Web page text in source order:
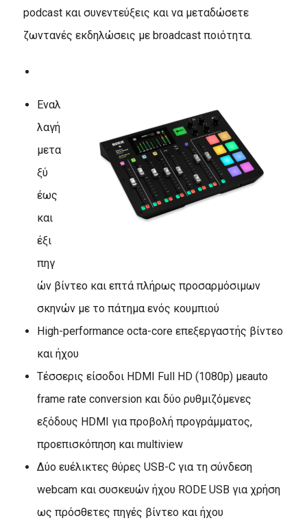
podcast και συνεντεύξεις και να μεταδώσετε
ζωντανές εκδηλώσεις με broadcast ποιότητα.
Εναλ
λαγή
μετα
ξύ
έως
και
έξι
πηγ
ών βίντεο και επτά πλήρως προσαρμόσιμων
σκηνών με το πάτημα ενός κουμπιού
High-performance octa-core επεξεργαστής βίντεο
και ήχου
Τέσσερις είσοδοι HDMI Full HD (1080p) μεauto
frame rate conversion και δύο ρυθμιζόμενες
εξόδους HDMI για προβολή προγράμματος,
προεπισκόπηση και multiview
Δύο ευέλικτες θύρες USB-C για τη σύνδεση
webcam και συσκευών ήχου RODE USB για χρήση
ως πρόσθετες πηγές βίντεο και ήχου